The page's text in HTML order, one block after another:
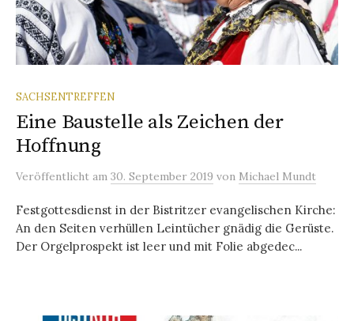
SACHSENTREFFEN
Eine Baustelle als Zeichen der
Hoffnung
Veröffentlicht am 30. September 2019 von Michael Mundt
Festgottesdienst in der Bistritzer evangelischen Kirche:
An den Seiten verhüllen Leintücher gnädig die Gerüste.
Der Orgelprospekt ist leer und mit Folie abgedec...